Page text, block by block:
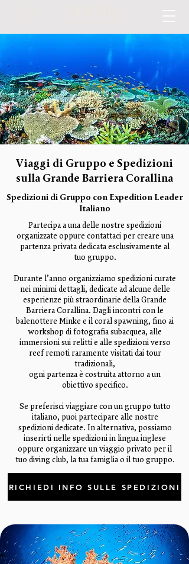
Viaggi di Gruppo e Spedizioni
sulla Grande Barriera Corallina
Spedizioni di Gruppo con Expedition Leader
Italiano
Partecipa a una delle nostre spedizioni
organizzate oppure contattaci per creare una
partenza privata dedicata esclusivamente al
tuo gruppo.
Durante l’anno organizziamo spedizioni curate
nei minimi dettagli, dedicate ad alcune delle
esperienze più straordinarie della Grande
Barriera Corallina. Dagli incontri con le
balenottere Minke e il coral spawning, fino ai
workshop di fotografia subacquea, alle
immersioni sui relitti e alle spedizioni verso
reef remoti raramente visitati dai tour
tradizionali,
ogni partenza è costruita attorno a un
obiettivo specifico.
Se preferisci viaggiare con un gruppo tutto
italiano, puoi partecipare alle nostre
spedizioni dedicate. In alternativa, possiamo
inserirti nelle spedizioni in lingua inglese
oppure organizzare un viaggio privato per il
tuo diving club, la tua famiglia o il tuo gruppo.
RICHIEDI INFO SULLE SPEDIZIONI